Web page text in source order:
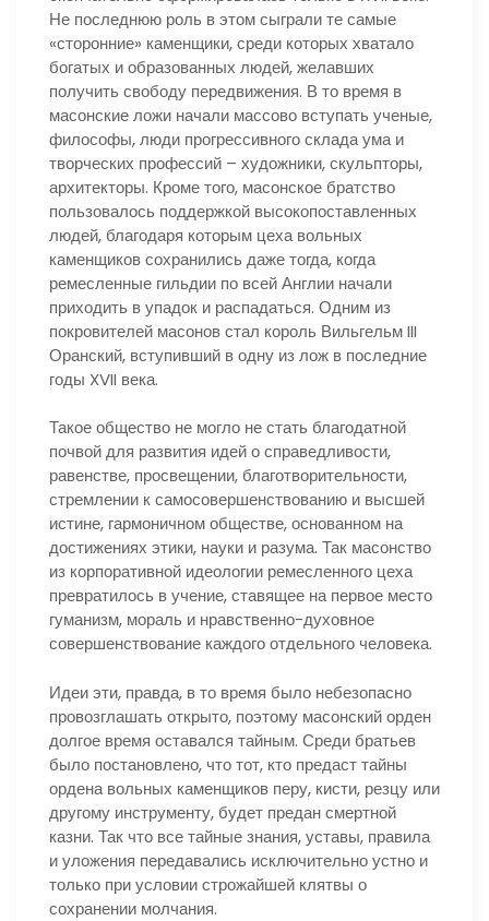
Не последнюю роль в этом сыграли те самые
«сторонние» каменщики, среди которых хватало
богатых и образованных людей, желавших
получить свободу передвижения. В то время в
масонские ложи начали массово вступать ученые,
философы, люди прогрессивного склада ума и
творческих профессий – художники, скульпторы,
архитекторы. Кроме того, масонское братство
пользовалось поддержкой высокопоставленных
людей, благодаря которым цеха вольных
каменщиков сохранились даже тогда, когда
ремесленные гильдии по всей Англии начали
приходить в упадок и распадаться. Одним из
покровителей масонов стал король Вильгельм III
Оранский, вступивший в одну из лож в последние
годы XVII века.
Такое общество не могло не стать благодатной
почвой для развития идей о справедливости,
равенстве, просвещении, благотворительности,
стремлении к самосовершенствованию и высшей
истине, гармоничном обществе, основанном на
достижениях этики, науки и разума. Так масонство
из корпоративной идеологии ремесленного цеха
превратилось в учение, ставящее на первое место
гуманизм, мораль и нравственно-духовное
совершенствование каждого отдельного человека.
Идеи эти, правда, в то время было небезопасно
провозглашать открыто, поэтому масонский орден
долгое время оставался тайным. Среди братьев
было постановлено, что тот, кто предаст тайны
ордена вольных каменщиков перу, кисти, резцу или
другому инструменту, будет предан смертной
казни. Так что все тайные знания, уставы, правила
и уложения передавались исключительно устно и
только при условии строжайшей клятвы о
сохранении молчания.